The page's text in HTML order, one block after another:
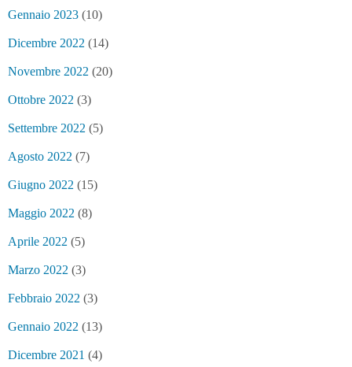
Gennaio 2023 (10)
Dicembre 2022 (14)
Novembre 2022 (20)
Ottobre 2022 (3)
Settembre 2022 (5)
Agosto 2022 (7)
Giugno 2022 (15)
Maggio 2022 (8)
Aprile 2022 (5)
Marzo 2022 (3)
Febbraio 2022 (3)
Gennaio 2022 (13)
Dicembre 2021 (4)